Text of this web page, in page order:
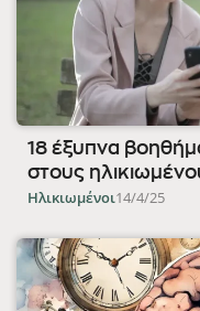
18 έξυπνα
στους
Ηλικιωμένοι14/4/25